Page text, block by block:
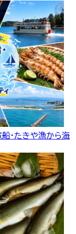
・たきや漁から海